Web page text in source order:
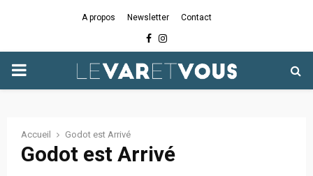
A propos Newsletter Contact
Facebook
Instagram
PRIMARY
Accueil Godot est Arrivé
Godot est Arrivé